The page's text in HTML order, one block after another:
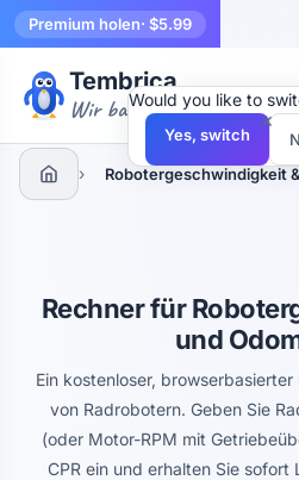
Premium holen· $5.99
Tembrica
Wir bauen Werkzeuge
› Robotergeschwindigkeit
Rechner für
und
Ein kostenloser,
von Radrobotern. Geben Sie
(oder Motor-RPM mit
CPR ein und erhalten Sie
×
Would you like to
Yes, switch